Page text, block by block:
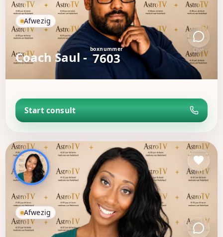
Chat
Afwezig
Coach Saul -boxnummer
7603
Start consult
Afwezig